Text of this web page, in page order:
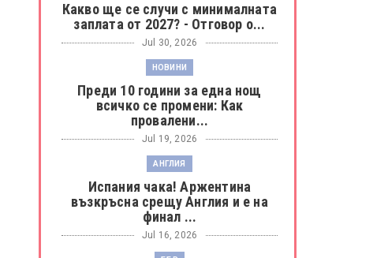
Какво ще се случи с минималната
заплата от 2027? - Отговор о...
Jul 30, 2026
НОВИНИ
Преди 10 години за една нощ
всичко се промени: Как
провалени...
Jul 19, 2026
АНГЛИЯ
Испания чака! Аржентина
възкръсна срещу Англия и е на
финал ...
Jul 16, 2026